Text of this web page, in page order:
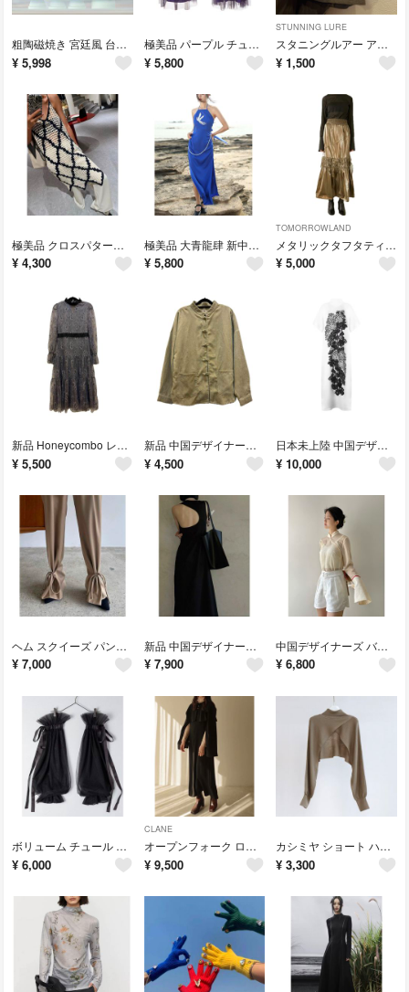
粗陶磁焼き 宮廷風 台湾茶器セット 陶器 携帯用 快客杯
¥ 5,998
極美品 パープル チュールワンピース
¥ 5,800
STUNNING LURE
スタニングルアー アシンメトリー カットソー
¥ 1,500
極美品 クロスパターン ニット キャミワンピース
¥ 4,300
極美品 大青龍肆 新中華式 ホルターネックワンピース
¥ 5,800
TOMORROWLAND
メタリックタフタティアードスカート ≪洗濯機可能≫
¥ 5,000
新品 Honeycombo レースワンピース
¥ 5,500
新品 中国デザイナーズ コーデュロイ チャイナジャケット ベージュ
¥ 4,500
日本未上陸 中国デザイナーズ TUYUE ハイネック水墨プリントワンピースドレス
¥ 10,000
ヘム スクイーズ パンツ HEM SQUEEZ 2WAY PANTS
¥ 7,000
新品 中国デザイナーズ アシンメトリー バックオープンワンピース ブラック
¥ 7,900
中国デザイナーズ バッグスリット ベルスリーブ チャイナトップス
¥ 6,800
ボリューム チュール アームカバー ブラック
¥ 6,000
CLANE
オープンフォーク ロングショール セットアップワンピース ブラック
¥ 9,500
カシミヤ ショート ハイネック アームニット ブラウン
¥ 3,300